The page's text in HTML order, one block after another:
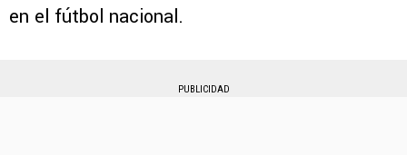
en el fútbol nacional.
PUBLICIDAD